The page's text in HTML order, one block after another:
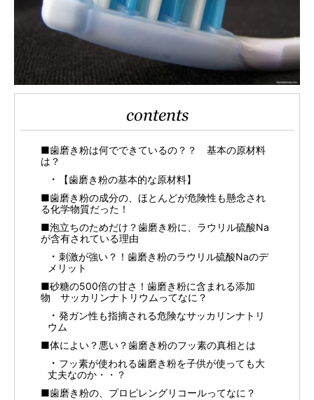
contents
■歯磨き粉は何でできているの？？ 基本の原材料
は？
【歯磨き粉の基本的な原材料】
■歯磨き粉の成分の、ほとんどが危険性も懸念され
る化学物質だった！
■泡立ちのためだけ？歯磨き粉に、ラウリル硫酸Na
が含有されている理由
刺激が強い？！歯磨き粉のラウリル硫酸Naのデ
メリット
■砂糖の500倍の甘さ！歯磨き粉に含まれる添加
物 サッカリンナトリウムってなに？
発ガン性も指摘される危険なサッカリンナトリ
ウム
■体によい？悪い？歯磨き粉のフッ素の真相とは
フッ素が使われる歯磨き粉を子供が使っても大
丈夫なのか・・？
■歯磨き粉の、プロピレングリコールってなに？